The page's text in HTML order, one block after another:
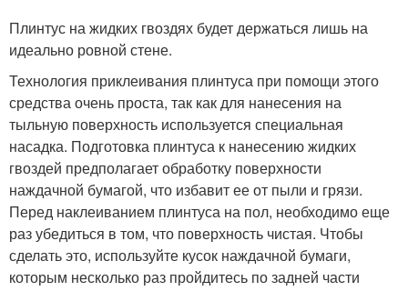
Плинтус на жидких гвоздях будет держаться лишь на
идеально ровной стене.
Технология приклеивания плинтуса при помощи этого
средства очень проста, так как для нанесения на
тыльную поверхность используется специальная
насадка. Подготовка плинтуса к нанесению жидких
гвоздей предполагает обработку поверхности
наждачной бумагой, что избавит ее от пыли и грязи.
Перед наклеиванием плинтуса на пол, необходимо еще
раз убедиться в том, что поверхность чистая. Чтобы
сделать это, используйте кусок наждачной бумаги,
которым несколько раз пройдитесь по задней части